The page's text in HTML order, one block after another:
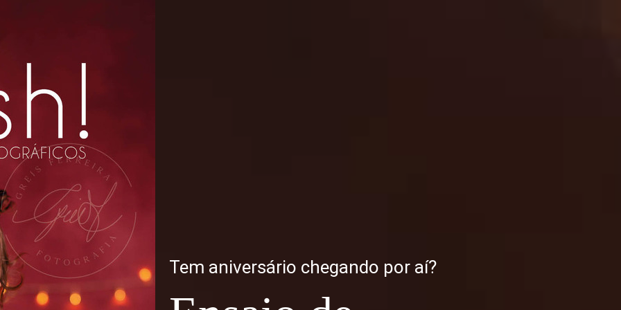
Tem aniversário chegando por aí?